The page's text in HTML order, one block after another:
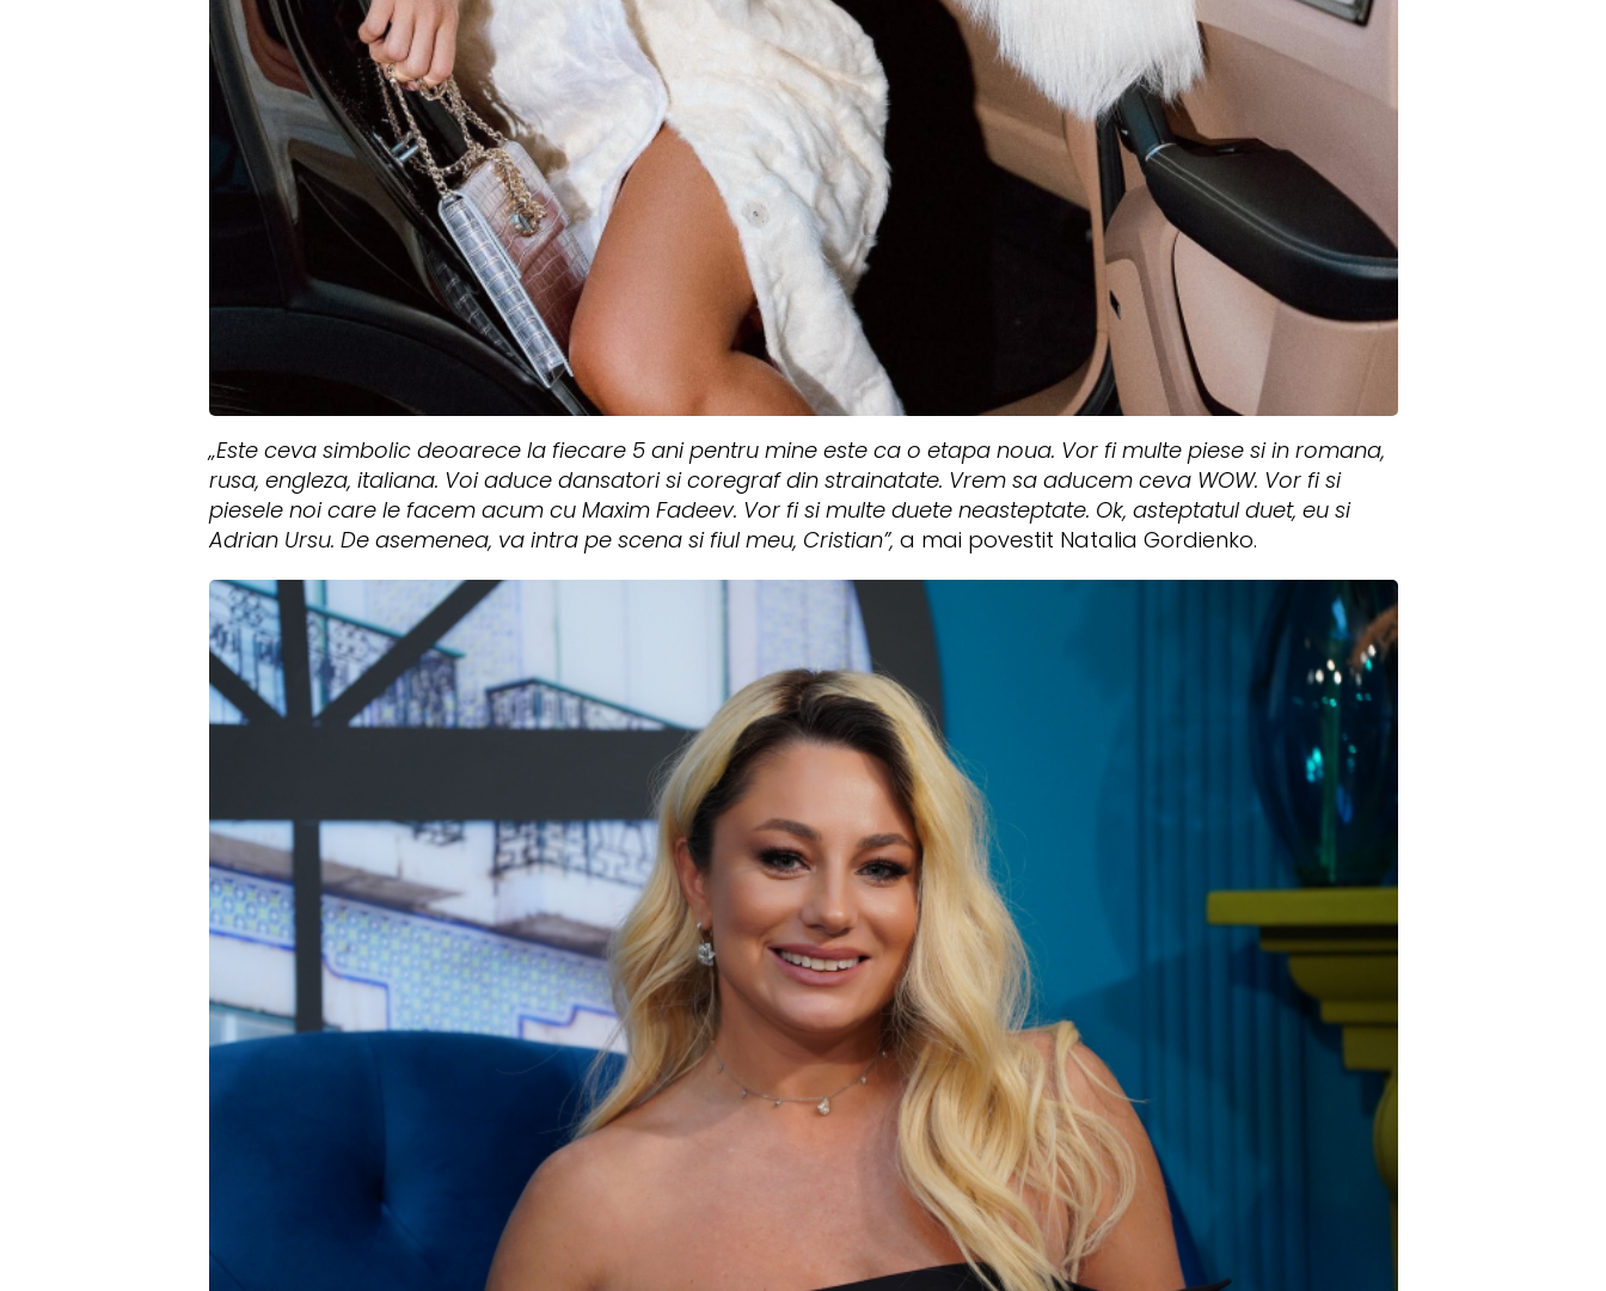
„Este ceva simbolic deoarece la fiecare 5 ani pentru mine este ca o etapa noua. Vor fi multe piese si in romana,
rusa, engleza, italiana. Voi aduce dansatori si coregraf din strainatate. Vrem sa aducem ceva WOW. Vor fi si
piesele noi care le facem acum cu Maxim Fadeev. Vor fi si multe duete neasteptate. Ok, asteptatul duet, eu si
Adrian Ursu. De asemenea, va intra pe scena si fiul meu, Cristian”, a mai povestit Natalia Gordienko.